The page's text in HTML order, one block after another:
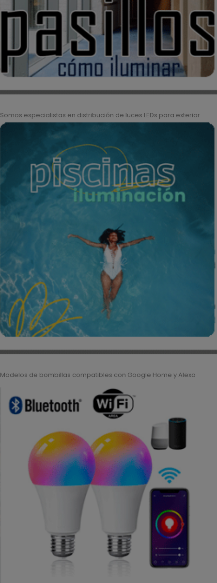
Somos especialistas en distribución de luces LEDs para exterior
Modelos de bombillas compatibles con Google Home y Alexa